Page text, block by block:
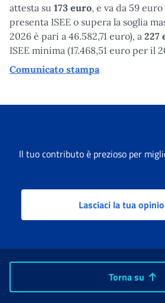
attesta su 173 euro, e va da 59
presenta ISEE o supera la soglia
2026 è pari a 46.582,71 euro), a 227
ISEE minima (17.468,51 euro per il
Comunicato stampa
Il tuo contributo è prezioso per
Lasciaci la tua
Torna su